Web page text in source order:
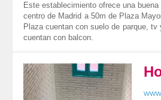
Este establecimiento ofrece una
centro de Madrid a 50m de Plaza
Plaza cuentan con suelo de parque,
cuentan con balcon.